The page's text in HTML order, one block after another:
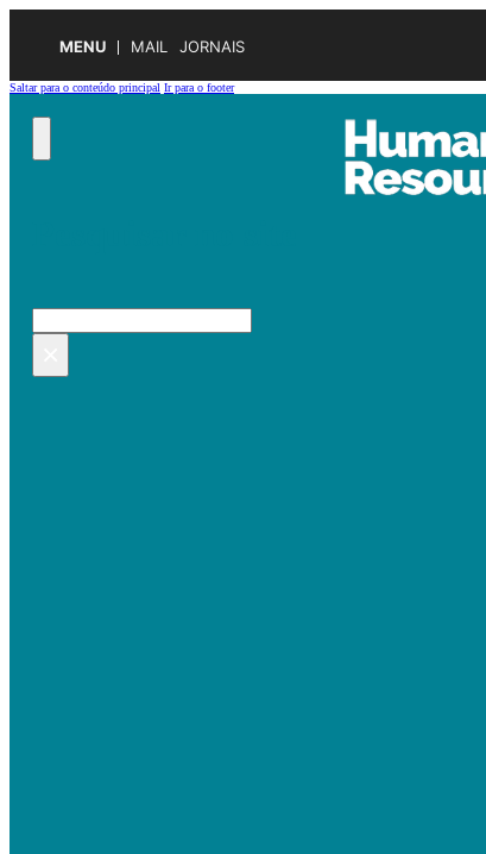
MENU MAIL JORNAIS
Saltar para o conteúdo principal Ir para o footer
Pesquisar